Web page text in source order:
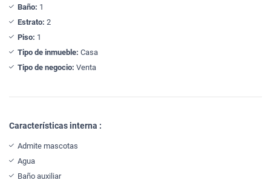
Baño: 1
Estrato: 2
Piso: 1
Tipo de inmueble: Casa
Tipo de negocio: Venta
Características interna :
Admite mascotas
Agua
Baño auxiliar